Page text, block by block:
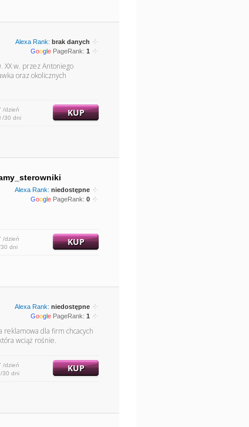
Alexa Rank: brak danych
Google PageRank: 1
w. przez Antoniego
oraz okolicznych
/dzień
/30 dni
KUP
Alexa Rank: niedostępne
Google PageRank: 0
/dzień
30 dni
KUP
Alexa Rank: niedostępne
Google PageRank: 1
dla firm chcacych
wciąż rośnie.
/dzień
/30 dni
KUP